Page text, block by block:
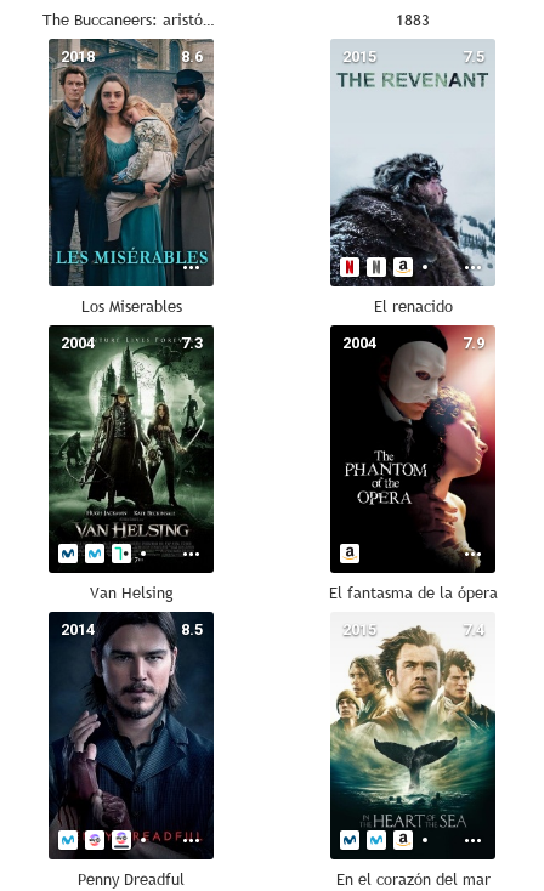
The Buccaneers: aristócratas por amor 1883
8.6
2018
Los Miserables
7.5
2015
El renacido
7.3
2004
Van Helsing
7.9
2004
El fantasma de la ópera
8.5
2014
Penny Dreadful
7.4
2015
En el corazón del mar